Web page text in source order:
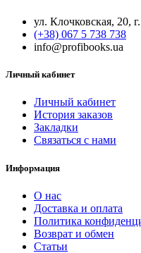
ул. Клочковская, 20,
(+38) 067 5 738 738
info@profibooks.ua
Личный кабинет
Личный кабинет
История заказов
Закладки
Связаться с нами
Информация
О нас
Доставка и оплата
Политика
Возврат и обмен
Статьи